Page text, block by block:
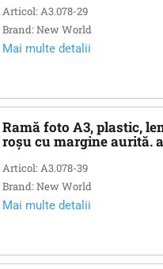
Articol: A3.078-29
Brand: New World
Mai multe detalii
Ramă foto A3, plastic,
roșu cu margine aurită.
Articol: A3.078-39
Brand: New World
Mai multe detalii